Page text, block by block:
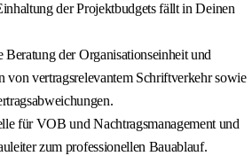
der Projektbudgets fällt in Deinen
Beratung der Organisationseinheit und
von vertragsrelevantem Schriftverkehr sowie
für VOB und Nachtragsmanagement und
zum professionellen Bauablauf.